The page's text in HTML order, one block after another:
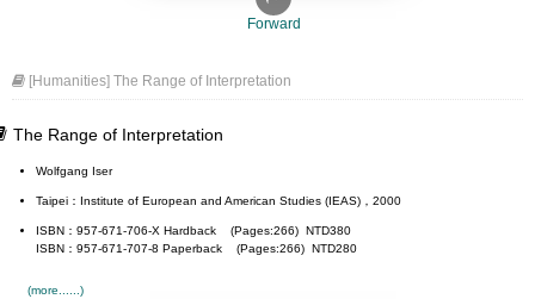
Forward
[Humanities] The Range of Interpretation
The Range of Interpretation
Wolfgang Iser
Taipei：Institute of European and American Studies (IEAS)，2000
ISBN：957-671-706-X Hardback (Pages:266) NTD380
ISBN：957-671-707-8 Paperback (Pages:266) NTD280
(more......)